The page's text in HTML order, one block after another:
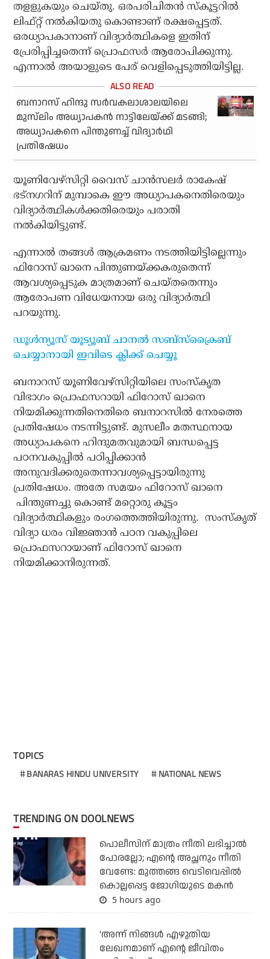
തളളുകയും ചെയ്തു. ഒരപരിചിതന്‍ സ്‌കൂട്ടറില്‍
ലിഫ്റ്റ് നല്‍കിയതു കൊണ്ടാണ് രക്ഷപ്പെട്ടത്.
ഒരധ്യാപകാനാണ് വിദ്യാര്‍ത്ഥികളെ ഇതിന്
പ്രേരിപ്പിച്ചതെന്ന് പ്രൊഫസര്‍ ആരോപിക്കുന്നു.
എന്നാല്‍ അയാളുടെ പേര് വെളിപ്പെടുത്തിയിട്ടില്ല.
ബനാറസ് ഹിന്ദു സര്‍വകലാശാലയിലെ
മുസ്‌ലിം അധ്യാപകന്‍ നാട്ടിലേയ്ക്ക് മടങ്ങി;
അധ്യാപകനെ പിന്തുണച്ച് വിദ്യാര്‍ഥി
പ്രതിഷേധം
യൂണിവേഴ്‌സിറ്റി വൈസ് ചാന്‍സലര്‍ രാകേഷ്
ഭട്‌നഗറിന് മുമ്പാകെ ഈ അധ്യാപകനെതിരെയും
വിദ്യാര്‍ത്ഥികള്‍ക്കതിരെയും പരാതി
നല്‍കിയിട്ടുണ്ട്.
എന്നാല്‍ തങ്ങള്‍ ആക്രമണം നടത്തിയിട്ടില്ലെന്നും
ഫിറോസ് ഖാനെ പിന്തുണയ്ക്കകരുതെന്ന്
ആവശ്യപ്പെടുക മാത്രമാണ് ചെയ്തതെന്നും
ആരോപണ വിധേയനായ ഒരു വിദ്യാര്‍ത്ഥി
പറയുന്നു.
ഡൂൾന്യൂസ് യൂട്യൂബ് ചാനൽ സബ്സ്ക്രൈബ്
ചെയ്യാനായി ഇവിടെ ക്ലിക്ക് ചെയ്യൂ
ബനാറസ് യൂണിവേഴ്‌സിറ്റിയിലെ സംസ്‌കൃത
വിഭാഗം പ്രൊഫസറായി ഫിറോസ് ഖാനെ
നിയമിക്കുന്നതിനെതിരെ ബനാറസില്‍ നേരത്തെ
പ്രതിഷേധം നടന്നിട്ടുണ്ട്. മുസലീം മതസ്ഥനായ
അധ്യാപകനെ ഹിന്ദുമതവുമായി ബന്ധപ്പെട്ട
പഠനവകുപ്പില്‍ പഠിപ്പിക്കാന്‍
അനുവദിക്കരുതെന്നാവശ്യപ്പെട്ടായിരുന്നു
പ്രതിഷേധം. അതേ സമയം ഫിറോസ് ഖാനെ
പിന്തുണച്ചു കൊണ്ട് മറ്റൊരു കൂട്ടം
വിദ്യാര്‍ത്ഥികളും രംഗത്തെത്തിയിരുന്നു. സംസ്‌കൃത്
വിദ്യാ ധരം വിജ്ഞാന്‍ പഠന വകുപ്പിലെ
പ്രൊഫസറായാണ് ഫിറോസ് ഖാനെ
നിയമിക്കാനിരുന്നത്.
TOPICS
BANARAS HINDU UNIVERSITY NATIONAL NEWS
TRENDING ON DOOLNEWS
പൊലീസിന് മാത്രം നീതി ലഭിച്ചാല്‍
പോരല്ലോ; എന്റെ അച്ഛനും നീതി
വേണ്ടേ: മുത്തങ്ങ വെടിവെപ്പില്‍
കൊല്ലപ്പെട്ട ജോഗിയുടെ മകന്‍
5 hours ago
'അന്ന് നിങ്ങള്‍ എഴുതിയ
ലേഖനമാണ് എന്റെ ജീവിതം